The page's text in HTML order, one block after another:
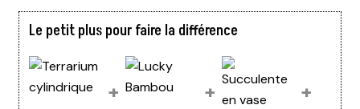
Le petit plus pour faire la différence
+ + +